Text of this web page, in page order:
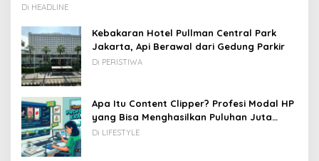
Di HEADLINE
Kebakaran Hotel Pullman Central Park
Jakarta, Api Berawal dari Gedung Parkir
Di PERISTIWA
Apa Itu Content Clipper? Profesi Modal HP
yang Bisa Menghasilkan Puluhan Juta
Rupiah
Di LIFESTYLE